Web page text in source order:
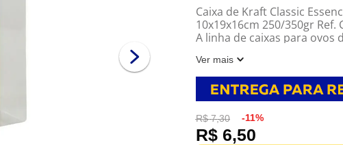
Caixa de Kraft Classic
10x19x16cm 250/350gr Ref.
A linha de caixas para ovos
Ver mais
R$ 7,30 -11%
R$ 6,50